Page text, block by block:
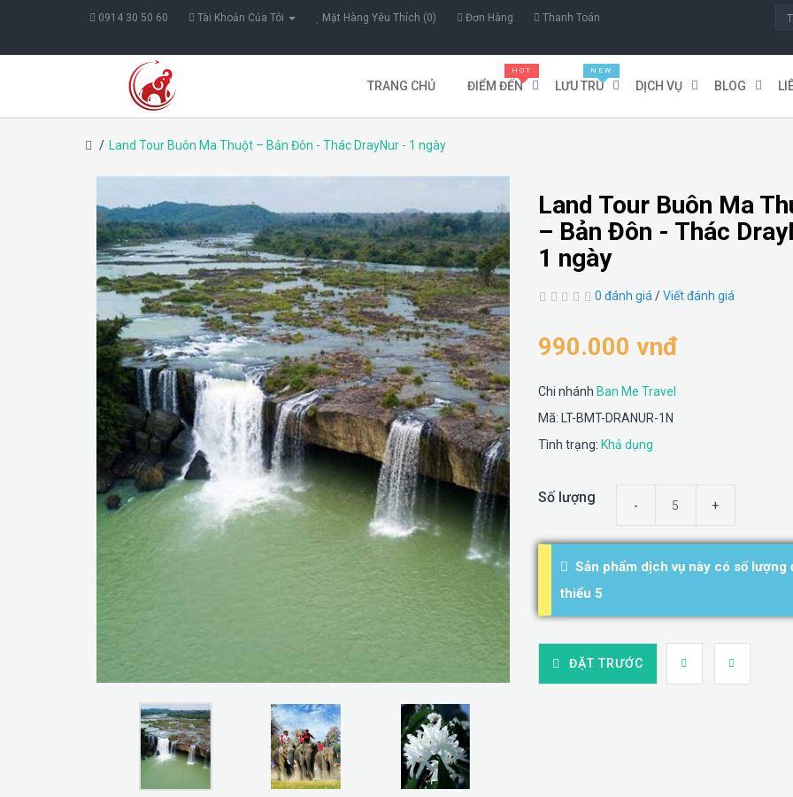
0914 30 50 60 Tài Khoản Của Tôi Mặt Hàng Yêu Thích (0) Đơn Hàng Thanh Toán
TRANG CHỦ
HOT
HOT
ĐIỂM ĐẾN
NEW
NEW
LƯU TRÚ DỊCH VỤ BLOG
Land Tour Buôn Ma Thuột – Bản Đôn - Thác DrayNur - 1 ngày
Land Tour Buôn Ma
– Bản Đôn - Thác
1 ngày
0 đánh giá/Viết đánh giá
990.000 vnđ
Chi nhánh Ban Me Travel
Mã: LT-BMT-DRANUR-1N
Tình trạng: Khả dụng
Số lượng
Sản phẩm dịch vụ này có số lượng
thiểu 5
ĐẶT TRƯỚC